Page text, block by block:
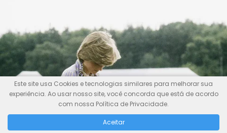
Este site usa Cookies e tecnologias similares para melhorar sua
experiência. Ao usar nosso site, você concorda que está de acordo
com nossa Política de Privacidade.
Aceitar